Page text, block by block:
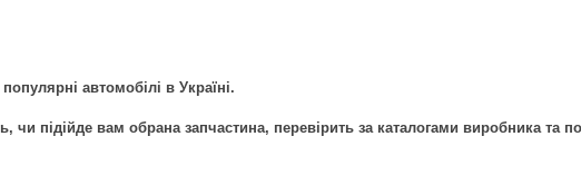
автомобілі в Україні.
чи підійде вам обрана запчастина, перевірить за каталогами виробника та